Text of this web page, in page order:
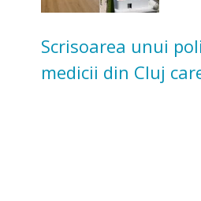
Scrisoarea unui
medicii din Cluj